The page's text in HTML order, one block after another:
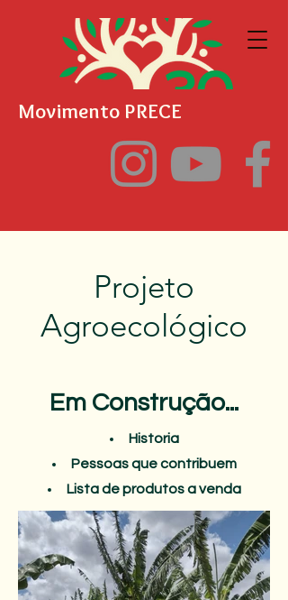
Movimento PRECE
Projeto
Agroecológico
Em Construção...
Historia
Pessoas que contribuem
Lista de produtos a venda